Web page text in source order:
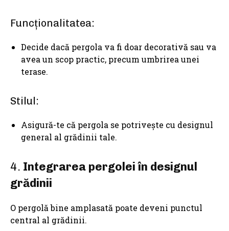
Funcționalitatea:
Decide dacă pergola va fi doar decorativă sau va
avea un scop practic, precum umbrirea unei
terase.
Stilul:
Asigură-te că pergola se potrivește cu designul
general al grădinii tale.
4. Integrarea pergolei în designul
grădinii
O pergolă bine amplasată poate deveni punctul
central al grădinii.